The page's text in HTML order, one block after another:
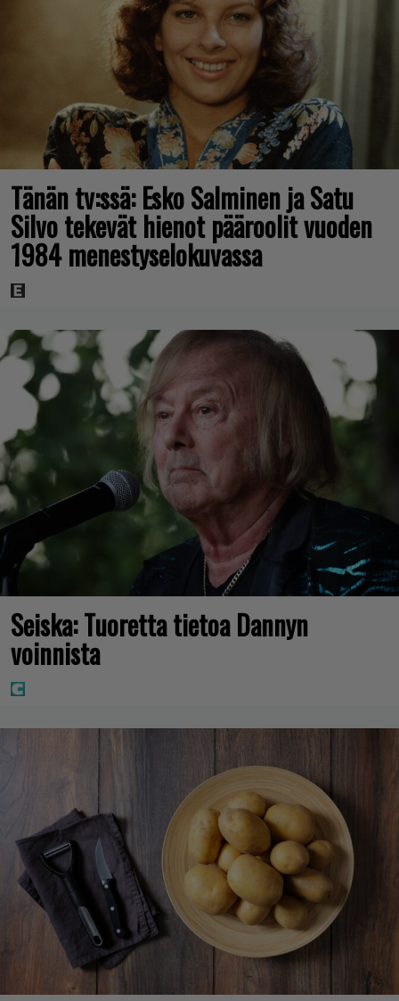
Tänän tv:ssä: Esko Salminen ja Satu
Silvo tekevät hienot pääroolit vuoden
1984 menestyselokuvassa
Seiska: Tuoretta tietoa Dannyn
voinnista